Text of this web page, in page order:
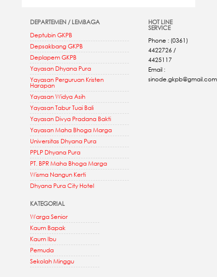
DEPARTEMEN / LEMBAGA
Deptubin GKPB
Depsakbang GKPB
Deplapem GKPB
Yayasan Dhyana Pura
Yayasan Perguruan Kristen
Harapan
Yayasan Widya Asih
Yayasan Tabur Tuai Bali
Yayasan Divya Pradana Bakti
Yayasan Maha Bhoga Marga
Universitas Dhyana Pura
PPLP Dhyana Pura
PT. BPR Maha Bhoga Marga
Wisma Nangun Kerti
Dhyana Pura City Hotel
KATEGORIAL
Warga Senior
Kaum Bapak
Kaum Ibu
Pemuda
Sekolah Minggu
HOT LINE
SERVICE
Phone : (0361)
4422726 /
4425117
Email :
sinode.gkpb@gmail.com